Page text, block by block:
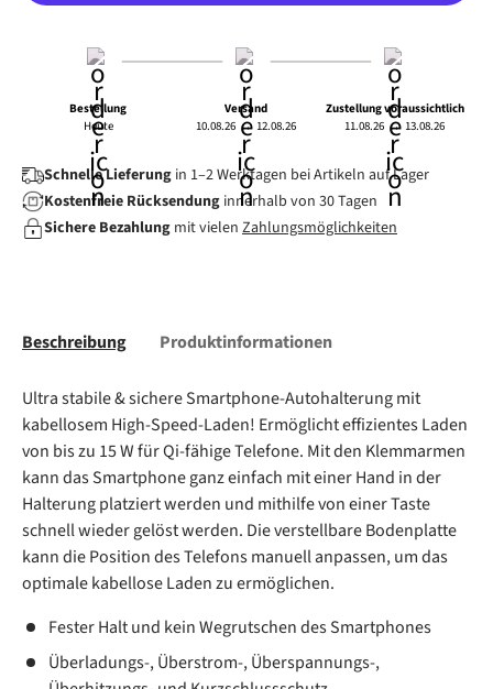
Bestellung
Heute
Versand
10.08.26 → 12.08.26
Zustellung voraussichtlich
11.08.26 → 13.08.26
Schnelle Lieferung in 1–2 Werktagen bei Artikeln auf Lager
Kostenfreie Rücksendung innerhalb von 30 Tagen
Sichere Bezahlung mit vielen Zahlungsmöglichkeiten
Beschreibung Produktinformationen
Ultra stabile & sichere Smartphone-Autohalterung mit
kabellosem High-Speed-Laden! Ermöglicht effizientes Laden
von bis zu 15 W für Qi-fähige Telefone. Mit den Klemmarmen
kann das Smartphone ganz einfach mit einer Hand in der
Halterung platziert werden und mithilfe von einer Taste
schnell wieder gelöst werden. Die verstellbare Bodenplatte
kann die Position des Telefons manuell anpassen, um das
optimale kabellose Laden zu ermöglichen.
Fester Halt und kein Wegrutschen des Smartphones
Überladungs-, Überstrom-, Überspannungs-,